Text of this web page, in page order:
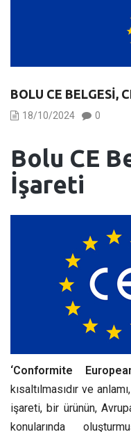
BOLU CE BELGESI,
18/10/2024 0
Bolu CE
İşareti
‘Conformite
kısaltılmasıdır ve
işareti, bir ürünün,
konularında